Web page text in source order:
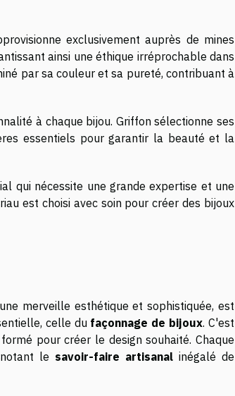
exclusivement auprès de mines
ainsi une éthique irréprochable dans
par sa couleur et sa pureté, contribuant à
à chaque bijou. Griffon sélectionne ses
essentiels pour garantir la beauté et la
qui nécessite une grande expertise et une
est choisi avec soin pour créer des bijoux
merveille esthétique et sophistiquée, est
celle du façonnage de bijoux. C'est
pour créer le design souhaité. Chaque
le savoir-faire artisanal inégalé de